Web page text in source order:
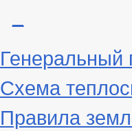
Генеральный
Схема
Правила